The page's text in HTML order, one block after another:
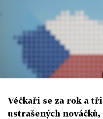
Véčkaři se za rok a
ustrašených